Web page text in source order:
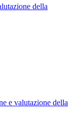
della
e valutazione della